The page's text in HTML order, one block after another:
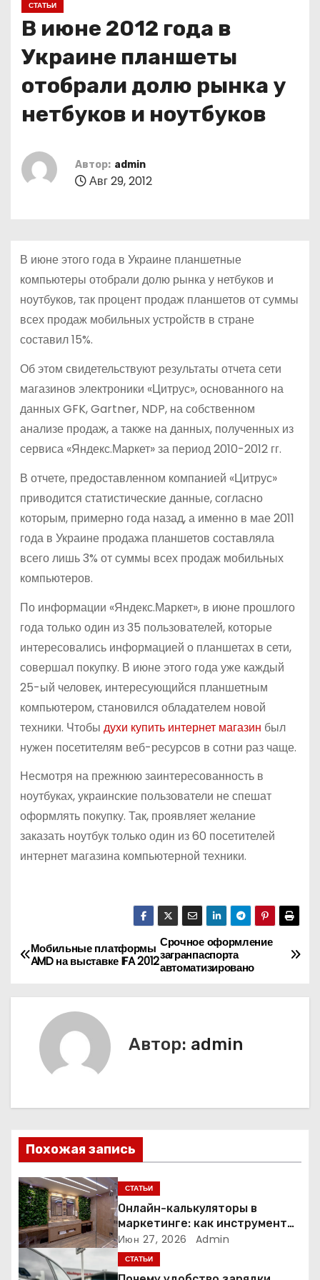
СТАТЬИ
В июне 2012 года в
Украине планшеты
отобрали долю рынка у
нетбуков и ноутбуков
Автор: admin
Авг 29, 2012
В июне этого года в Украине планшетные
компьютеры отобрали долю рынка у нетбуков и
ноутбуков, так процент продаж планшетов от суммы
всех продаж мобильных устройств в стране
составил 15%.
Об этом свидетельствуют результаты отчета сети
магазинов электроники «Цитрус», основанного на
данных GFK, Gartner, NDP, на собственном
анализе продаж, а также на данных, полученных из
сервиса «Яндекс.Маркет» за период 2010-2012 гг.
В отчете, предоставленном компанией «Цитрус»
приводится статистические данные, согласно
которым, примерно года назад, а именно в мае 2011
года в Украине продажа планшетов составляла
всего лишь 3% от суммы всех продаж мобильных
компьютеров.
По информации «Яндекс.Маркет», в июне прошлого
года только один из 35 пользователей, которые
интересовались информацией о планшетах в сети,
совершал покупку. В июне этого года уже каждый
25-ый человек, интересующийся планшетным
компьютером, становился обладателем новой
техники. Чтобы духи купить интернет магазин был
нужен посетителям веб-ресурсов в сотни раз чаще.
Несмотря на прежнюю заинтересованность в
ноутбуках, украинские пользователи не спешат
оформлять покупку. Так, проявляет желание
заказать ноутбук только один из 60 посетителей
интернет магазина компьютерной техники.
Н
ц
и
я
п
о
Срочное оформление
загранпаспорта
автоматизировано
Мобильные платформы
AMD на выставке IFA 2012
Автор: admin
Похожая запись
СТАТЬИ
Онлайн-калькуляторы в
маркетинге: как инструмент
расчёта стоимости
превращает посетителя в
клиента
Июн 27, 2026 Admin
СТАТЬИ